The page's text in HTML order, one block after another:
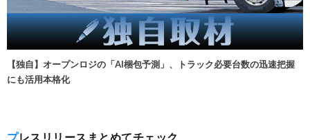
【独自】オープンロジの「AI梱包予測」、トラック必要台数の迅速把握
にも活用本格化
プレスリリースまとめてチェック